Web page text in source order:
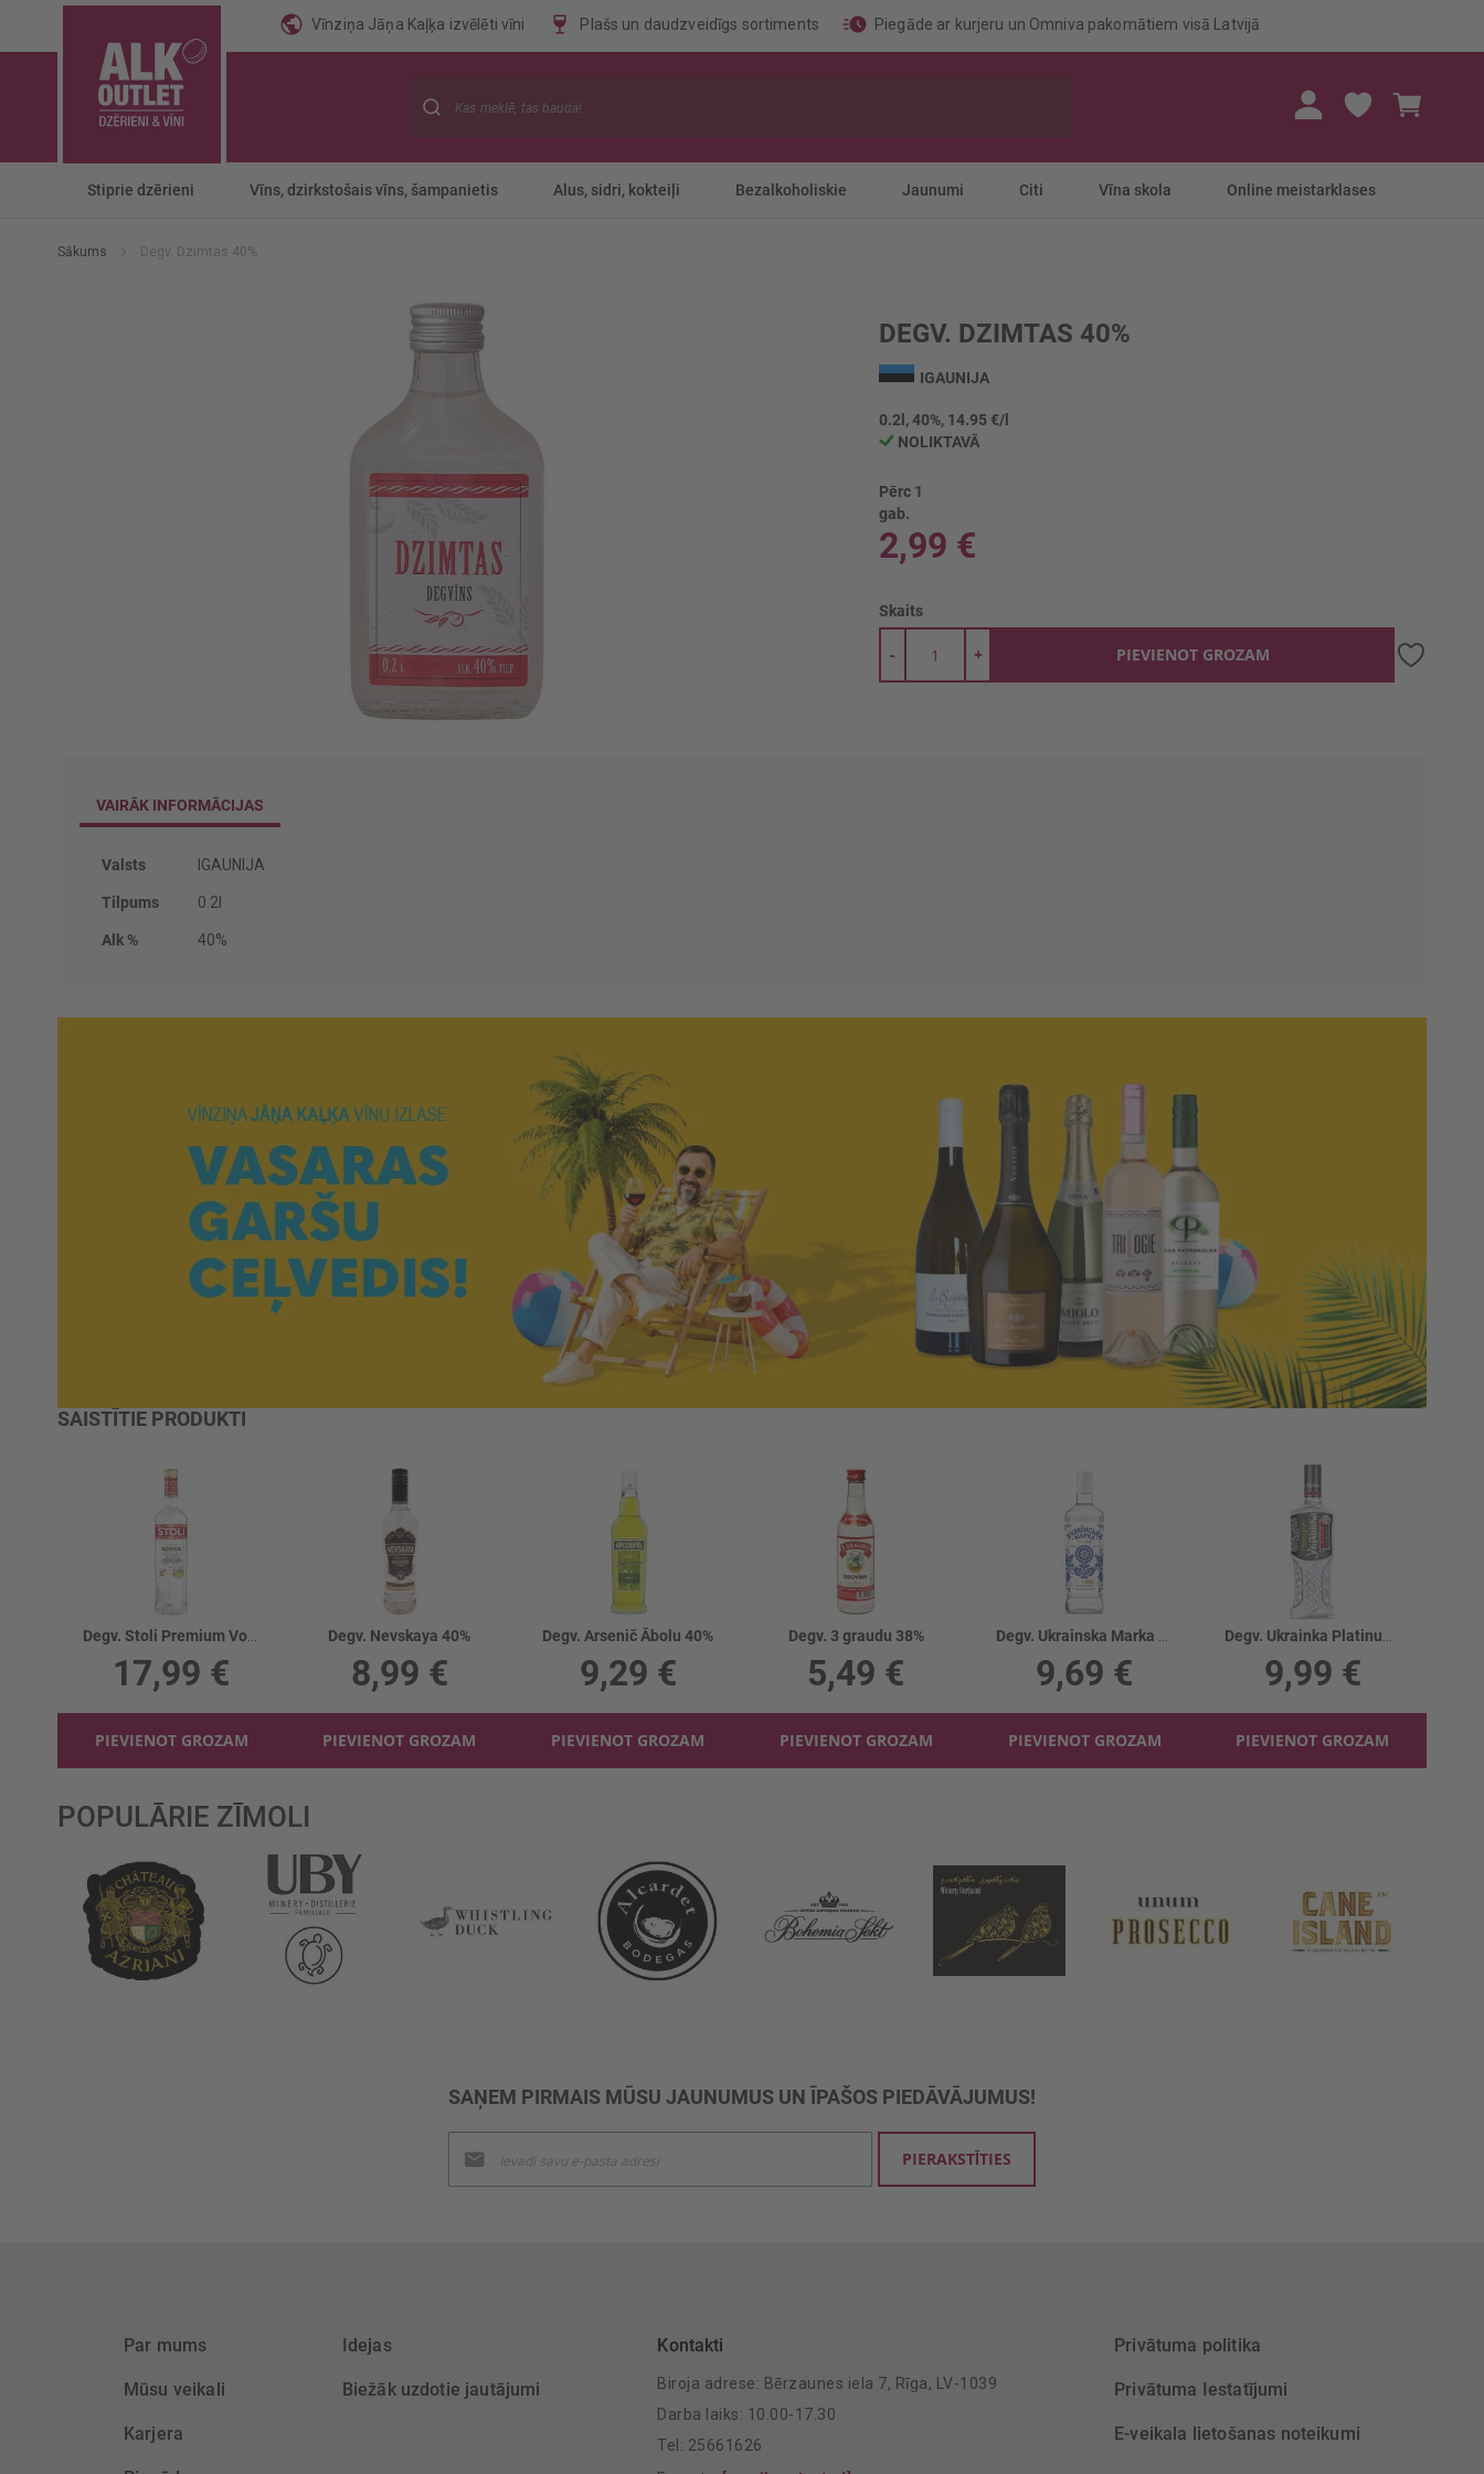
Vīnziņa Jāņa Kaļķa izvēlēti vīni Plašs un daudzveidīgs sortiments Piegāde ar kurjeru un Omniva pakomātiem visā Latvijā
Stiprie dzērieni Vīns, dzirkstošais vīns, šampanietis Alus, sidri, kokteiļi Bezalkoholiskie Jaunumi Citi Vīna skola Online meistarklases
Sākums Degv. Dzimtas 40%
DEGV. DZIMTAS 40%
sākumu
IGAUNIJA
0.2l, 40%, 14.95 €/l
NOLIKTAVĀ
Pērc 1
gab.
2,99 €
Skaits
+
- PIEVIENOT GROZAM
VAIRĀK INFORMĀCIJAS
Vairāk
Valsts IGAUNIJA
Tilpums 0.2l
Alk % 40%
SAISTĪTIE PRODUKTI
Degv. Stoli Premium Vodka 40%
17,99 €
PIEVIENOT GROZAM
Degv. Nevskaya 40%
8,99 €
PIEVIENOT GROZAM
Degv. Arsenič Ābolu 40%
9,29 €
PIEVIENOT GROZAM
Degv. 3 graudu 38%
5,49 €
PIEVIENOT GROZAM
Degv. Ukrainska Marka Classic 40%
9,69 €
PIEVIENOT GROZAM
Degv. Ukrainka Platinum 40%
9,99 €
PIEVIENOT GROZAM
POPULĀRIE ZĪMOLI
SAŅEM PIRMAIS MŪSU JAUNUMUS UN ĪPAŠOS PIEDĀVĀJUMUS!
jaunumu
saņemšanai:
PIERAKSTĪTIES
Par mums
Mūsu veikali
Karjera
Idejas
Biežāk uzdotie jautājumi
Kontakti
Biroja adrese: Bērzaunes iela 7, Rīga, LV-1039
Darba laiks: 10.00-17.30
Tel: 25661626
Privātuma politika
Privātuma Iestatījumi
E-veikala lietošanas noteikumi